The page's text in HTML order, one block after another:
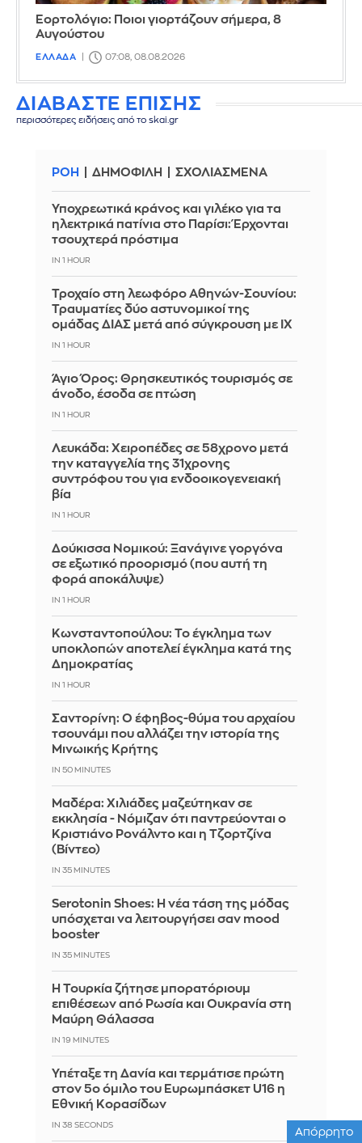
Εορτολόγιο: Ποιοι γιορτάζουν σήμερα, 8
Αυγούστου
ΕΛΛΑΔΑ 07:08, 08.08.2026
ΔΙΑΒΑΣΤΕ ΕΠΙΣΗΣ
περισσότερες ειδήσεις από το skai.gr
ΡΟΗ ΔΗΜΟΦΙΛΗ ΣΧΟΛΙΑΣΜΕΝΑ
Υποχρεωτικά κράνος και γιλέκο για τα
ηλεκτρικά πατίνια στο Παρίσι: Έρχονται
τσουχτερά πρόστιμα
IN 1 HOUR
Τροχαίο στη λεωφόρο Αθηνών-Σουνίου:
Τραυματίες δύο αστυνομικοί της
ομάδας ΔΙΑΣ μετά από σύγκρουση με ΙΧ
IN 1 HOUR
Άγιο Όρος: Θρησκευτικός τουρισμός σε
άνοδο, έσοδα σε πτώση
IN 1 HOUR
Λευκάδα: Χειροπέδες σε 58χρονο μετά
την καταγγελία της 31χρονης
συντρόφου του για ενδοοικογενειακή
βία
IN 1 HOUR
Δούκισσα Νομικού: Ξανάγινε γοργόνα
σε εξωτικό προορισμό (που αυτή τη
φορά αποκάλυψε)
IN 1 HOUR
Κωνσταντοπούλου: Το έγκλημα των
υποκλοπών αποτελεί έγκλημα κατά της
Δημοκρατίας
IN 1 HOUR
Σαντορίνη: Ο έφηβος-θύμα του αρχαίου
τσουνάμι που αλλάζει την ιστορία της
Μινωικής Κρήτης
IN 50 MINUTES
Μαδέρα: Χιλιάδες μαζεύτηκαν σε
εκκλησία - Νόμιζαν ότι παντρεύονται ο
Κριστιάνο Ρονάλντο και η Τζορτζίνα
(Βίντεο)
IN 35 MINUTES
Serotonin Shoes: Η νέα τάση της μόδας
υπόσχεται να λειτουργήσει σαν mood
booster
IN 35 MINUTES
Η Τουρκία ζήτησε μπορατόριουμ
επιθέσεων από Ρωσία και Ουκρανία στη
Μαύρη Θάλασσα
IN 19 MINUTES
Υπέταξε τη Δανία και τερμάτισε πρώτη
στον 5ο όμιλο του Ευρωμπάσκετ U16 η
Εθνική Κορασίδων
IN 37 SECONDS
Απόρρητο